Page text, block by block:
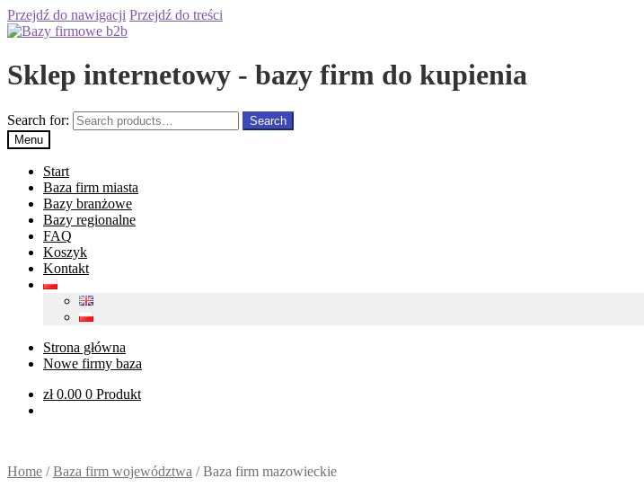
Przejdź do nawigacji Przejdź do treści
Sklep internetowy - bazy firm do kupienia
Search for:
Search
Menu
Start
Baza firm miasta
Bazy branżowe
Bazy regionalne
FAQ
Koszyk
Kontakt
Strona główna
Nowe firmy baza
zł0.00 0 Produkt
Home /Baza firm województwa /Baza firm mazowieckie